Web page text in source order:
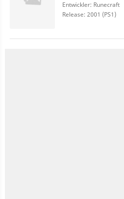
Entwickler: Runecraft
Release: 2001 (PS1)